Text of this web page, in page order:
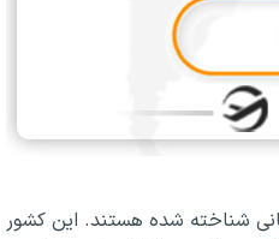
شناخته شده هستند. این کشور